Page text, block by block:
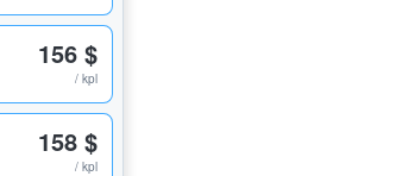
156 $
/ kpl
158 $
/ kpl